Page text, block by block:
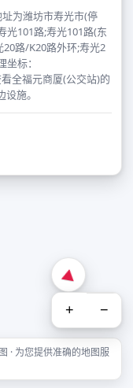
为潍坊市寿光市(停
光101路;寿光101路(东
路/K20路外环;寿光2
标：
全福元商厦(公交站)的
施。
+ −
· 为您提供准确的地图服